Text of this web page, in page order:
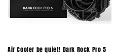
Air Cooler be quiet! Dark Rock Pro 5